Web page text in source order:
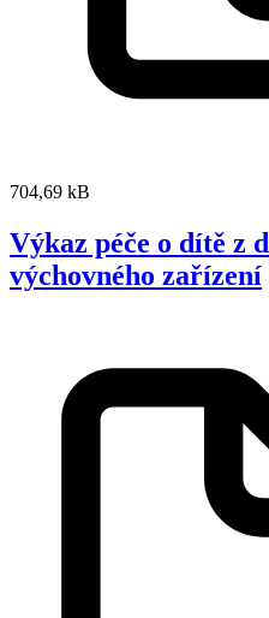
704,69 kB
Výkaz péče o dítě z
výchovného zařízení